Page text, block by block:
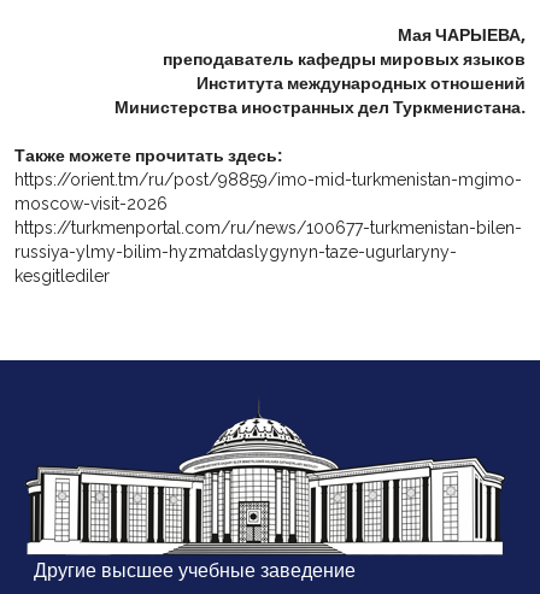
Мая ЧАРЫЕВА,
преподаватель кафедры мировых языков
Института международных отношений
Министерства иностранных дел Туркменистана.
Также можете прочитать здесь:
https://orient.tm/ru/post/98859/imo-mid-turkmenistan-mgimo-
moscow-visit-2026
https://turkmenportal.com/ru/news/100677-turkmenistan-bilen-
russiya-ylmy-bilim-hyzmatdaslygynyn-taze-ugurlaryny-
kesgitlediler
Другие высшее учебные заведение